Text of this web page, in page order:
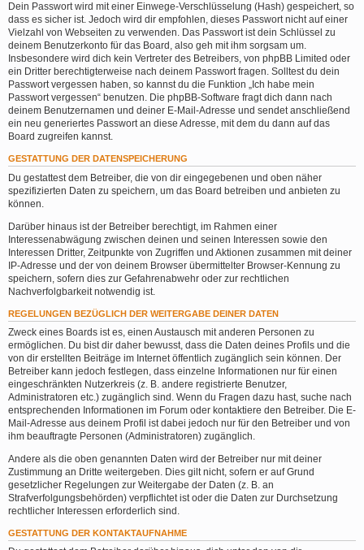
Dein Passwort wird mit einer Einwege-Verschlüsselung (Hash) gespeichert, so
dass es sicher ist. Jedoch wird dir empfohlen, dieses Passwort nicht auf einer
Vielzahl von Webseiten zu verwenden. Das Passwort ist dein Schlüssel zu
deinem Benutzerkonto für das Board, also geh mit ihm sorgsam um.
Insbesondere wird dich kein Vertreter des Betreibers, von phpBB Limited oder
ein Dritter berechtigterweise nach deinem Passwort fragen. Solltest du dein
Passwort vergessen haben, so kannst du die Funktion „Ich habe mein
Passwort vergessen“ benutzen. Die phpBB-Software fragt dich dann nach
deinem Benutzernamen und deiner E-Mail-Adresse und sendet anschließend
ein neu generiertes Passwort an diese Adresse, mit dem du dann auf das
Board zugreifen kannst.
GESTATTUNG DER DATENSPEICHERUNG
Du gestattest dem Betreiber, die von dir eingegebenen und oben näher
spezifizierten Daten zu speichern, um das Board betreiben und anbieten zu
können.
Darüber hinaus ist der Betreiber berechtigt, im Rahmen einer
Interessenabwägung zwischen deinen und seinen Interessen sowie den
Interessen Dritter, Zeitpunkte von Zugriffen und Aktionen zusammen mit deiner
IP-Adresse und der von deinem Browser übermittelter Browser-Kennung zu
speichern, sofern dies zur Gefahrenabwehr oder zur rechtlichen
Nachverfolgbarkeit notwendig ist.
REGELUNGEN BEZÜGLICH DER WEITERGABE DEINER DATEN
Zweck eines Boards ist es, einen Austausch mit anderen Personen zu
ermöglichen. Du bist dir daher bewusst, dass die Daten deines Profils und die
von dir erstellten Beiträge im Internet öffentlich zugänglich sein können. Der
Betreiber kann jedoch festlegen, dass einzelne Informationen nur für einen
eingeschränkten Nutzerkreis (z. B. andere registrierte Benutzer,
Administratoren etc.) zugänglich sind. Wenn du Fragen dazu hast, suche nach
entsprechenden Informationen im Forum oder kontaktiere den Betreiber. Die E-
Mail-Adresse aus deinem Profil ist dabei jedoch nur für den Betreiber und von
ihm beauftragte Personen (Administratoren) zugänglich.
Andere als die oben genannten Daten wird der Betreiber nur mit deiner
Zustimmung an Dritte weitergeben. Dies gilt nicht, sofern er auf Grund
gesetzlicher Regelungen zur Weitergabe der Daten (z. B. an
Strafverfolgungsbehörden) verpflichtet ist oder die Daten zur Durchsetzung
rechtlicher Interessen erforderlich sind.
GESTATTUNG DER KONTAKTAUFNAHME